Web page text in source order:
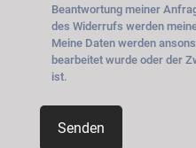
Beantwortung meiner
des Widerrufs werden
Meine Daten werden
bearbeitet wurde oder der
ist.